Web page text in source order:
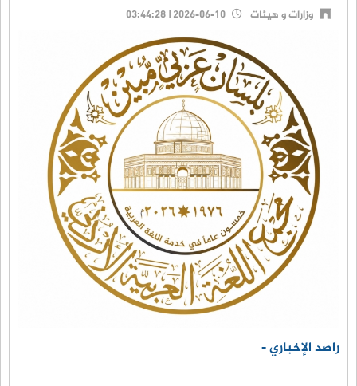
وزارات و هيئات
راصد الإخباري -